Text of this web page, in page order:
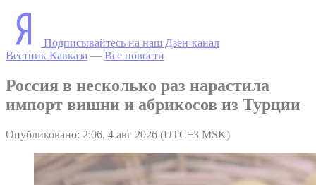
Подписывайтесь на наш Дзен-канал
Вестник Кавказа — Все новости
Россия в несколько раз нарастила
импорт вишни и абрикосов из Турции
Опубликовано: 2:06, 4 авг 2026 (UTC+3 MSK)